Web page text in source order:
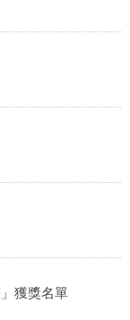
獲獎名單